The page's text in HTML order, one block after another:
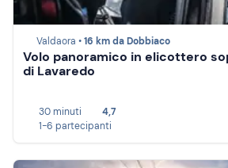
Valdaora •16 km da Dobbiaco
Volo panoramico in elicottero
di Lavaredo
30 minuti
4,7
1-6 partecipanti